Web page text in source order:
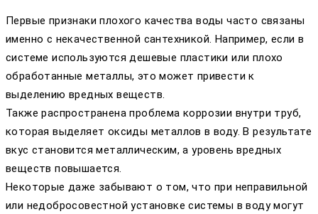
Первые признаки плохого качества воды часто связаны
именно с некачественной сантехникой. Например, если в
системе используются дешевые пластики или плохо
обработанные металлы, это может привести к
выделению вредных веществ.
Также распространена проблема коррозии внутри труб,
которая выделяет оксиды металлов в воду. В результате
вкус становится металлическим, а уровень вредных
веществ повышается.
Некоторые даже забывают о том, что при неправильной
или недобросовестной установке системы в воду могут